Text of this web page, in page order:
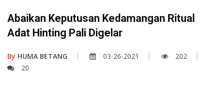
Abaikan Keputusan Kedamangan Ritual
Adat Hinting Pali Digelar
By HUMA BETANG 03-26-2021
202
20